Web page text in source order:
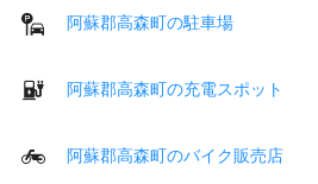
阿蘇郡高森町の駐車場
阿蘇郡高森町の充電スポット
阿蘇郡高森町のバイク販売店